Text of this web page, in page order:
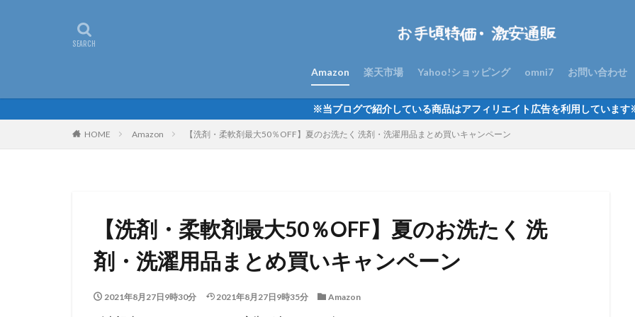
Amazon 楽天市場 Yahoo!ショッピング omni7 お問い合わせ
※当ブログで紹介している商品はアフィリエイト広告を利用していま
HOME Amazon 【洗剤・柔軟剤最大50％OFF】夏のお洗たく 洗剤・洗濯用品まとめ買いキャンペーン
【洗剤・柔軟剤最大50％OFF】夏のお洗たく 洗
剤・洗濯用品まとめ買いキャンペーン
2021年8月27日9時30分 2021年8月27日9時35分 Amazon